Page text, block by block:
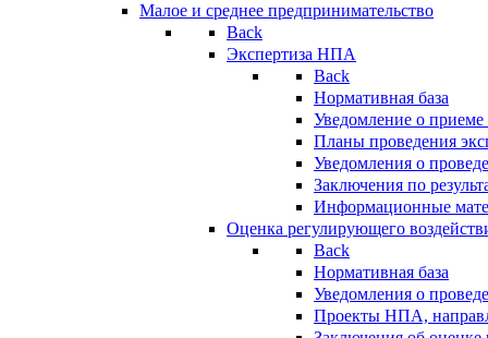
Малое и среднее предпринимательство
Back
Экспертиза НПА
Back
Нормативная база
Уведомление о
Планы проведения
Уведомления о
Заключения по
Информационные
Оценка регулирующего
Back
Нормативная база
Уведомления о
Проекты НПА,